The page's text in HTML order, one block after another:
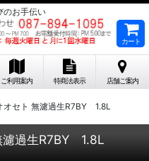
のお手伝い
カート
ご利用案内 特商法表示 店舗ご案内
セト 無濾過生R7BY 1.8L
過生R7BY 1.8L